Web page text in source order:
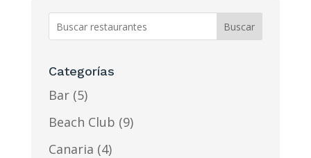
Buscar
Categorías
Bar (5)
Beach Club (9)
Canaria (4)